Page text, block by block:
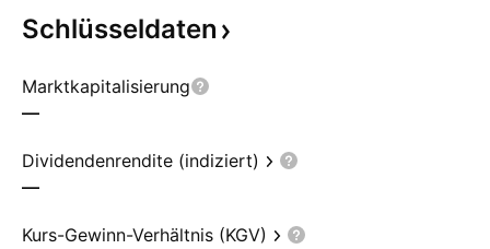
Schlüsseldaten
Marktkapitalisierung
—
Dividendenrendite (indiziert)
—
Kurs-Gewinn-Verhältnis (KGV)